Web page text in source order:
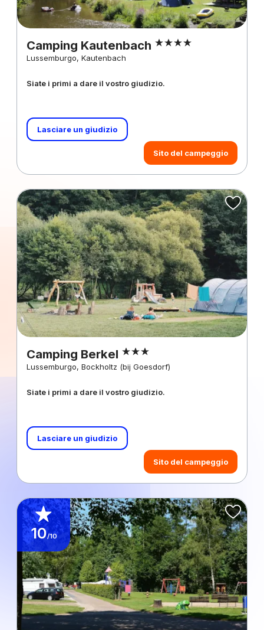
Camping Kautenbach
Lussemburgo, Kautenbach
Siate i primi a dare il vostro giudizio.
Lasciare un giudizio
Sito del campeggio
Camping Berkel
Lussemburgo, Bockholtz (bij Goesdorf)
Siate i primi a dare il vostro giudizio.
Lasciare un giudizio
Sito del campeggio
10/10